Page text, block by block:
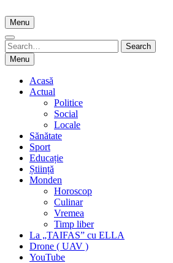
to
content
Menu
Search
for:
Search
Menu
Acasă
Actual
Politice
Social
Locale
Sănătate
Sport
Educație
Știință
Monden
Horoscop
Culinar
Vremea
Timp liber
La „TAIFAS” cu ELLA
Drone ( UAV )
YouTube